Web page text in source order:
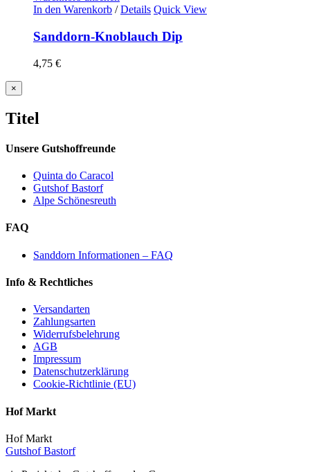
In den Warenkorb / Details Quick View
Sanddorn-Knoblauch Dip
4,75 €
Close
product
view
×
Titel
Unsere Gutshoffreunde
Quinta do Caracol
Gutshof Bastorf
Alpe Schönesreuth
FAQ
Sanddorn Informationen – FAQ
Info & Rechtliches
Versandarten
Zahlungsarten
Widerrufsbelehrung
AGB
Impressum
Datenschutzerklärung
Cookie-Richtlinie (EU)
Hof Markt
Hof Markt
Gutshof Bastorf